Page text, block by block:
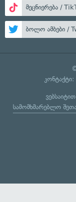
მეცნიერება /
ბოლო ამბები /
კონტაქტი:
სამომხმარებლო